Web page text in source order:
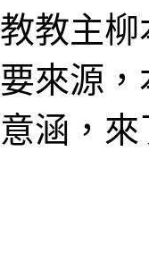
教主
來源
涵，